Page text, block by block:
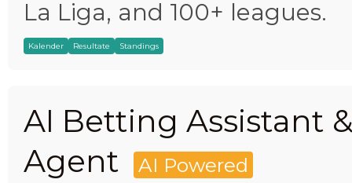
La Liga, and 100+ leagues.
Kalender Resultate Standings
AI Betting Assistant
Agent
AI Powered